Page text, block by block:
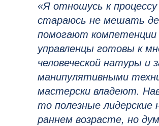
«Я отношусь к
стараюсь не мешать
помогают компетенции
управленцы готовы к
человеческой натуры и
манипулятивными
мастерски владеют.
то полезные
раннем возрасте, но